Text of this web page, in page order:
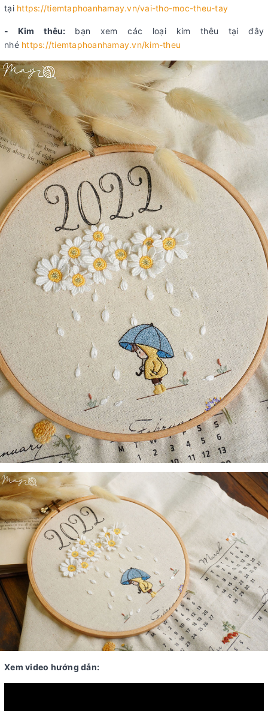
tại https://tiemtaphoanhamay.vn/vai-tho-moc-theu-tay
- Kim thêu: bạn xem các loại kim thêu tại đây
nhé https://tiemtaphoanhamay.vn/kim-theu
Xem video hướng dẫn: